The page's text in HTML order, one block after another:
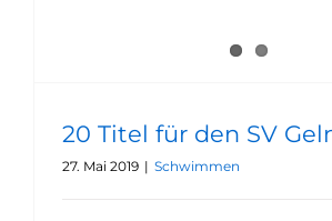
20 Titel für den SV
27. Mai 2019 | Schwimmen